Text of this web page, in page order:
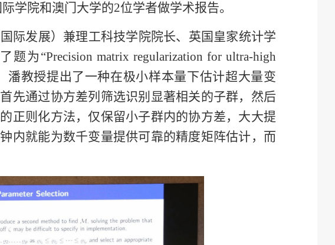
学院和澳门大学的2位学者做学术报告。
际发展）兼理工科技学院院长、英国皇家统计学
题为 “Precision matrix regularization for ultra-high
潘教授提出了一种在极小样本量下估计超大量变
先通过协方差列筛选识别显著相关的子群，然后
正则化方法，仅保留小子群内的协方差，大大提
内就能为数千变量提供可靠的精度矩阵估计，而